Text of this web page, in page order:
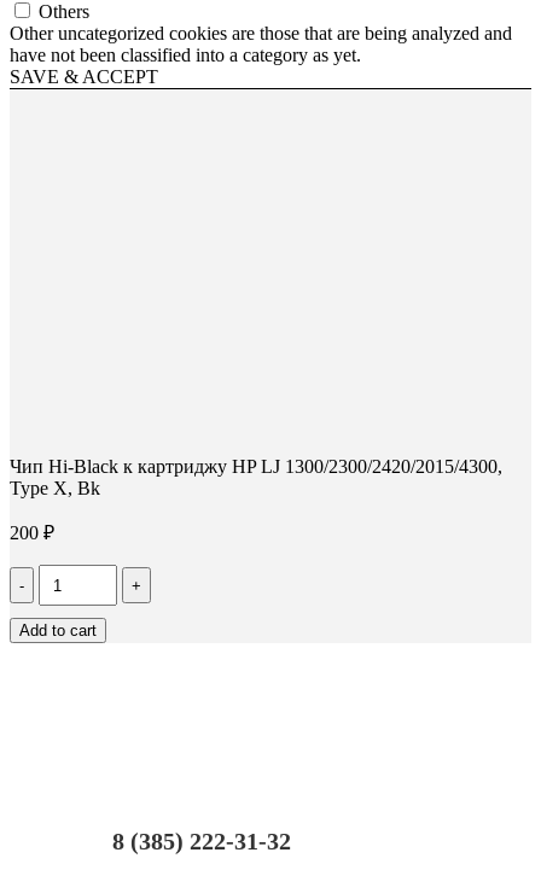
Others
Other uncategorized cookies are those that are being analyzed and
have not been classified into a category as yet.
SAVE & ACCEPT
Чип Hi-Black к картриджу HP LJ 1300/2300/2420/2015/4300,
Type X, Bk
200 ₽
Количество
Чип
Hi-
Black
Add to cart
8 (385) 222-31-32